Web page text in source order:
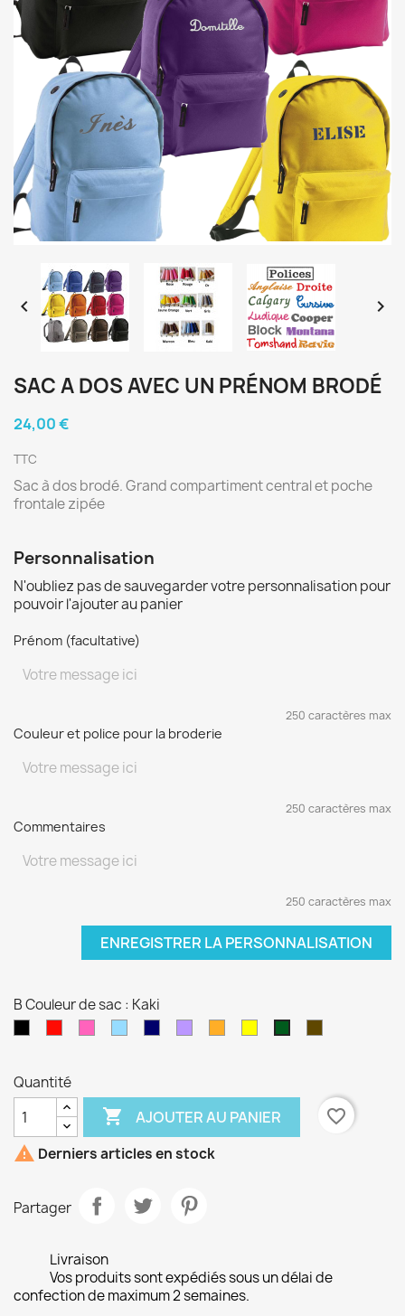
 
SAC A DOS AVEC UN PRÉNOM BRODÉ
24,00 €
TTC
Sac à dos brodé. Grand compartiment central et poche
frontale zipée
Personnalisation
N'oubliez pas de sauvegarder votre personnalisation pour
pouvoir l'ajouter au panier
Prénom (facultative)
250 caractères max
Couleur et police pour la broderie
250 caractères max
Commentaires
250 caractères max
ENREGISTRER LA PERSONNALISATION
B Couleur de sac : Kaki
Quantité
 AJOUTER AU PANIER
favorite_border
 Derniers articles en stock
Partager
Livraison
Vos produits sont expédiés sous un délai de
confection de maximum 2 semaines.